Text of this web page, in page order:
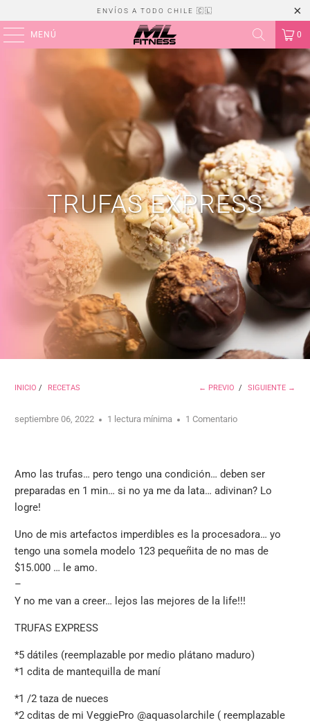
ENVÍOS A TODO CHILE 🇨🇱
MENÚ 0
TRUFAS EXPRESS
INICIO / RECETAS ← PREVIO / SIGUIENTE →
septiembre 06, 2022 1 lectura mínima 1 Comentario
Amo las trufas… pero tengo una condición… deben ser
preparadas en 1 min… si no ya me da lata… adivinan? Lo
logre!
Uno de mis artefactos imperdibles es la procesadora… yo
tengo una somela modelo 123 pequeñita de no mas de
$15.000 … le amo.
–
Y no me van a creer… lejos las mejores de la life!!!
TRUFAS EXPRESS
*5 dátiles (reemplazable por medio plátano maduro)
*1 cdita de mantequilla de maní
*1 /2 taza de nueces
*2 cditas de mi VeggiePro @aquasolarchile ( reemplazable